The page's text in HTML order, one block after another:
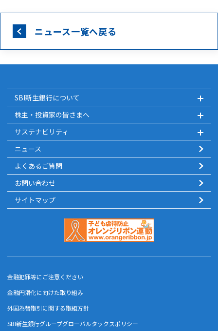
ニュース一覧へ戻る
SBI新生銀行について
株主・投資家の皆さまへ
サステナビリティ
ニュース
よくあるご質問
お問い合わせ
サイトマップ
金融犯罪等にご注意ください
金融円滑化に向けた取り組み
外国為替取引に関する取組方針
SBI新生銀行グループグローバルタックスポリシー